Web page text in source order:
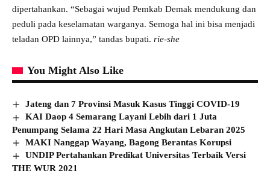
dipertahankan. “Sebagai wujud Pemkab Demak mendukung dan
peduli pada keselamatan warganya. Semoga hal ini bisa menjadi
teladan OPD lainnya,” tandas bupati. rie-she
You Might Also Like
Jateng dan 7 Provinsi Masuk Kasus Tinggi COVID-19
KAI Daop 4 Semarang Layani Lebih dari 1 Juta
Penumpang Selama 22 Hari Masa Angkutan Lebaran 2025
MAKI Nanggap Wayang, Bagong Berantas Korupsi
UNDIP Pertahankan Predikat Universitas Terbaik Versi
THE WUR 2021